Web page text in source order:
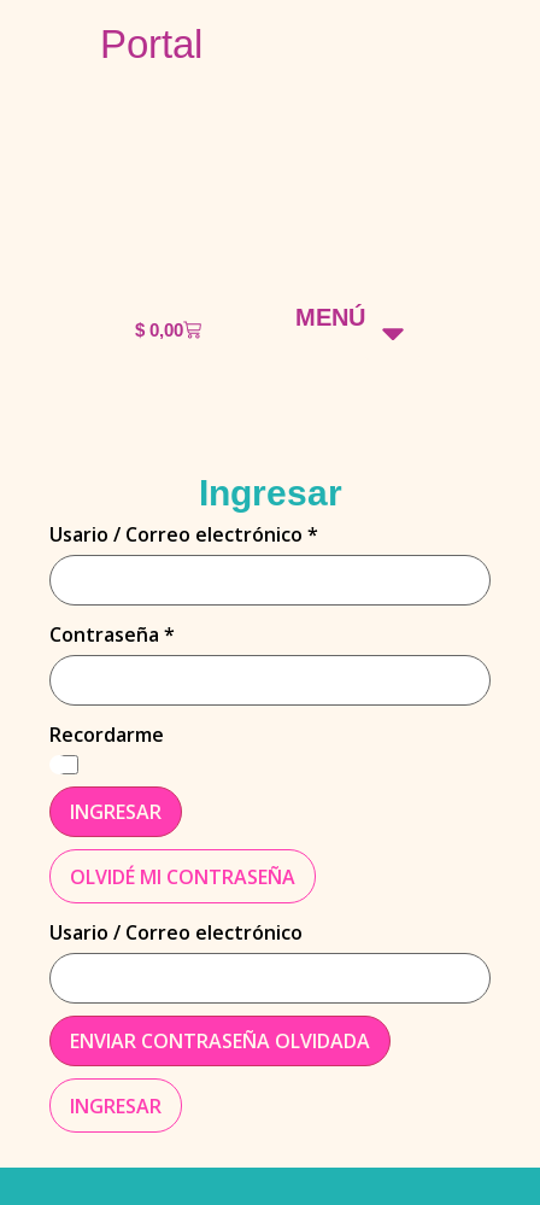
Portal
MENÚ
$ 0,00
Ingresar
Usario / Correo electrónico*
Contraseña*
Recordarme
INGRESAR
OLVIDÉ MI CONTRASEÑA
Usario / Correo electrónico
ENVIAR CONTRASEÑA OLVIDADA
INGRESAR